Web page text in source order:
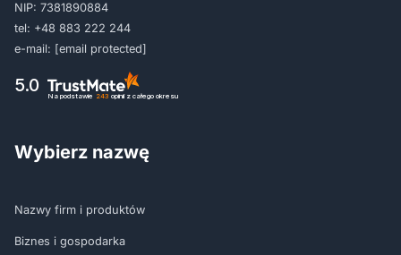
NIP: 7381890884
tel: +48 883 222 244
e-mail: [email protected]
5.0
Na podstawie 243 opinii z całego okresu
Wybierz nazwę
Nazwy firm i produktów
Biznes i gospodarka